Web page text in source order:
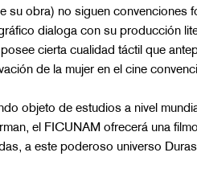
obra) no siguen convenciones
dialoga con su producción
cierta cualidad táctil que
de la mujer en el cine
objeto de estudios a nivel
el FICUNAM ofrecerá una
a este poderoso universo